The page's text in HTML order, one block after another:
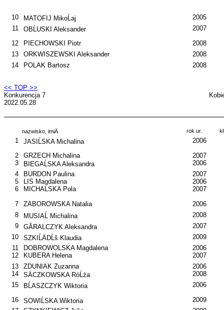
10 MATOFIJ MikoĹaj
2005
11
OBĹUSKI Aleksander
2007
12
PIECHOWSKI Piotr
2008
13
ORKWISZEWSKI Aleksander
2008
14
POLAK Bartosz 2008
<< TOP >>
Konkurencja 7
2022.05.28
nazwisko, imiÄ rok ur.
1 JASIĹSKA Michalina
2006
2
GRZECH Michalina
2007
3
BIEGAĹSKA Aleksandra
2006
4
BURDON Paulina
2007
5
LIS Magdalena
2006
6
MICHALSKA Pola
2007
7
ZABOROWSKA Natalia
2006
8
MUSIAĹ Michalina
2008
9
GĂRALCZYK Aleksandra
2007
10
SZKIĹÄDĹš Klaudia
2009
11
DOBROWOLSKA Magdalena
2006
12
KUBERA Helena
2007
13
ZDUNIAK Zuzanna
2006
14
SÄCZKOWSKA RóĹźa
2008
15
BĹASZCZYK Wiktoria
2006
16
SOWIĹSKA Wiktoria
2009